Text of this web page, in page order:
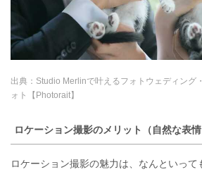
出典： Studio Merlinで叶えるフォトウェディング
ォト【Photorait】
ロケーション撮影のメリット（自然な表情
ロケーション撮影の魅力は、なんといって